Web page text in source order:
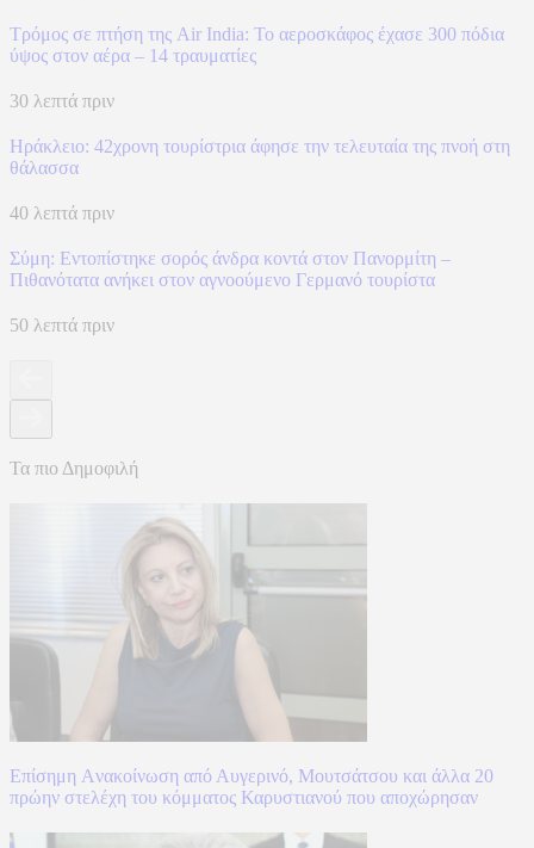
Τρόμος σε πτήση της Air India: Το αεροσκάφος έχασε 300 πόδια
ύψος στον αέρα – 14 τραυματίες
30 λεπτά πριν
Ηράκλειο: 42χρονη τουρίστρια άφησε την τελευταία της πνοή στη
θάλασσα
40 λεπτά πριν
Σύμη: Εντοπίστηκε σορός άνδρα κοντά στον Πανορμίτη –
Πιθανότατα ανήκει στον αγνοούμενο Γερμανό τουρίστα
50 λεπτά πριν
Τα πιο Δημοφιλή
Επίσημη Aνακοίνωση από Αυγερινό, Μουτσάτσου και άλλα 20
πρώην στελέχη του κόμματος Καρυστιανού που αποχώρησαν